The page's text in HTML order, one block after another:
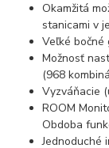
Okamžitá
stanicami v
Veľké bočné
Možnosť
(968
Vyzváňacie
ROOM
Obdoba
Jednoduché